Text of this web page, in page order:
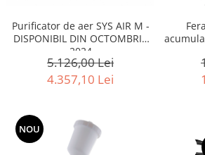
Cap de rindeluire
Cutit spirala
Sistem de şine de ghidare
Alte accesorii
Menghine, cleme şi dispozitive de
prindere
Opritoare şi piese detaşabile
Purificator de aer SYS AIR M -
DISPONIBIL DIN OCTOMBRIE
2024
5.126,00 Lei
4.357,10 Lei
NOU